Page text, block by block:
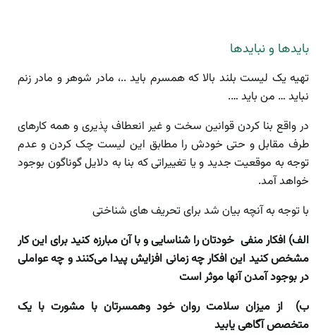
بایدها و نبایدها
تهیه یک لیست بلند بالا که همسرم باید ..، مادر شوهر و مادر زنم
نباید … من باید ….
در واقع بنا کردن قوانین سخت و غیر انعطاف پذیری و همه کارهای
طرف مقابل و حتی خودش را مطابق این لیست چک کردن و عدم
توجه به موقعیت جدید و یا تغییراتی که بنا به دلایل گوناگون بوجود
خواهد آمد.
با توجه به آنچه بیان شد برای تحریف های شناختی
الف) افکار منفی خودتان را شناسایی و با آن مبارزه کنید برای این کار
مشخص کنید این افکار چه زمانی افزایش پیدا می‌کنند و چه عواملی
در بوجود آمدن آنها موثر است
ب) از میزان سلامت روان خود وهمسرتان با مشورت با یک
متخصص آگاهی یابید